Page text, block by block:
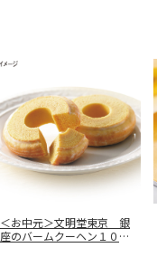
＜お中元＞文明堂東京 銀
座のバームクーヘン１０個